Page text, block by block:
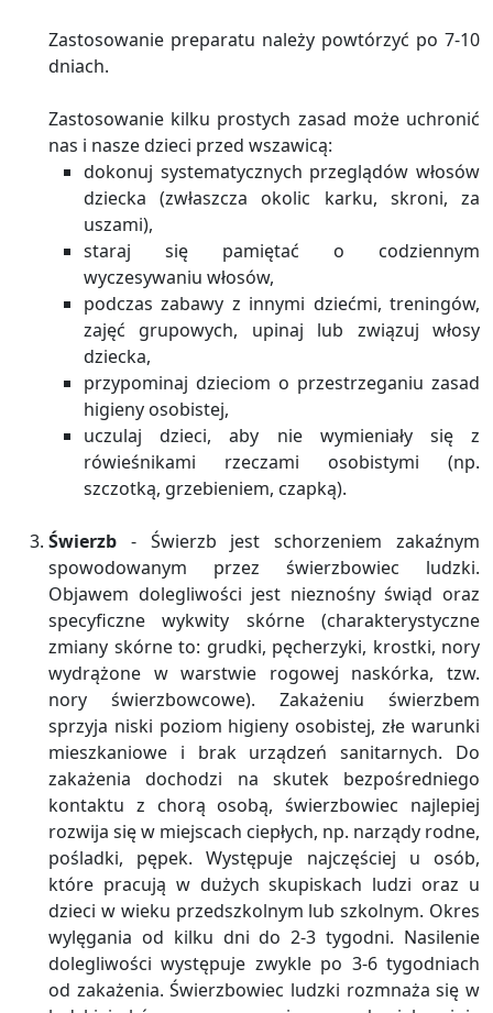
Zastosowanie preparatu należy powtórzyć po 7-10
dniach.
Zastosowanie kilku prostych zasad może uchronić
nas i nasze dzieci przed wszawicą:
dokonuj systematycznych przeglądów włosów
dziecka (zwłaszcza okolic karku, skroni, za
uszami),
staraj się pamiętać o codziennym
wyczesywaniu włosów,
podczas zabawy z innymi dziećmi, treningów,
zajęć grupowych, upinaj lub związuj włosy
dziecka,
przypominaj dzieciom o przestrzeganiu zasad
higieny osobistej,
uczulaj dzieci, aby nie wymieniały się z
rówieśnikami rzeczami osobistymi (np.
szczotką, grzebieniem, czapką).
Świerzb - Świerzb jest schorzeniem zakaźnym
spowodowanym przez świerzbowiec ludzki.
Objawem dolegliwości jest nieznośny świąd oraz
specyficzne wykwity skórne (charakterystyczne
zmiany skórne to: grudki, pęcherzyki, krostki, nory
wydrążone w warstwie rogowej naskórka, tzw.
nory świerzbowcowe). Zakażeniu świerzbem
sprzyja niski poziom higieny osobistej, złe warunki
mieszkaniowe i brak urządzeń sanitarnych. Do
zakażenia dochodzi na skutek bezpośredniego
kontaktu z chorą osobą, świerzbowiec najlepiej
rozwija się w miejscach ciepłych, np. narządy rodne,
pośladki, pępek. Występuje najczęściej u osób,
które pracują w dużych skupiskach ludzi oraz u
dzieci w wieku przedszkolnym lub szkolnym. Okres
wylęgania od kilku dni do 2-3 tygodni. Nasilenie
dolegliwości występuje zwykle po 3-6 tygodniach
od zakażenia. Świerzbowiec ludzki rozmnaża się w